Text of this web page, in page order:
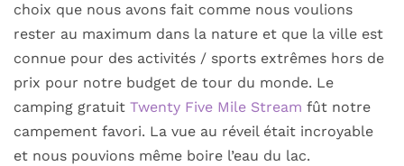
choix que nous avons fait comme nous voulions
rester au maximum dans la nature et que la ville est
connue pour des activités / sports extrêmes hors de
prix pour notre budget de tour du monde. Le
camping gratuit Twenty Five Mile Stream fût notre
campement favori. La vue au réveil était incroyable
et nous pouvions même boire l’eau du lac.